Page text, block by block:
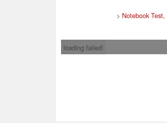
> Notebook
loading failed!